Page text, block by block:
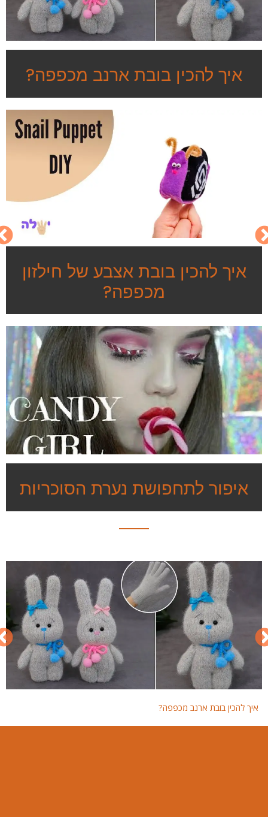
איך להכין בובת ארנב מכפפה?
איך להכין בובת אצבע של חילזון
מכפפה?
איפור לתחפושת נערת הסוכריות
איך להכין בובת ארנב מכפפה?